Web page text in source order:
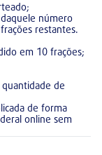
número
restantes.
em 10 frações;
de
de forma
online sem